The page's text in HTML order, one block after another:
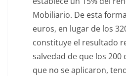
Mobiliario. De esta
euros, en lugar de los
constituye el resultado
salvedad de que los 200
que no se aplicaron,